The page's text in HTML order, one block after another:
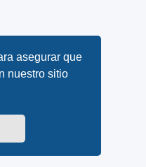
asegurar que
nuestro sitio